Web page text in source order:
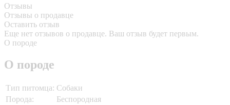
Отзывы
Отзывы о продавце
Оставить отзыв
Еще нет отзывов о продавце. Ваш отзыв будет первым.
О породе
О породе
Тип питомца: Собаки
Порода:
Беспородная